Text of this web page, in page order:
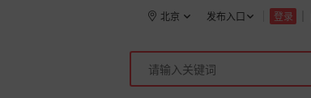
登录
发布入口
北京